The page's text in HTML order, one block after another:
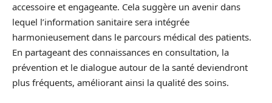
accessoire et engageante. Cela suggère un avenir dans
lequel l’information sanitaire sera intégrée
harmonieusement dans le parcours médical des patients.
En partageant des connaissances en consultation, la
prévention et le dialogue autour de la santé deviendront
plus fréquents, améliorant ainsi la qualité des soins.